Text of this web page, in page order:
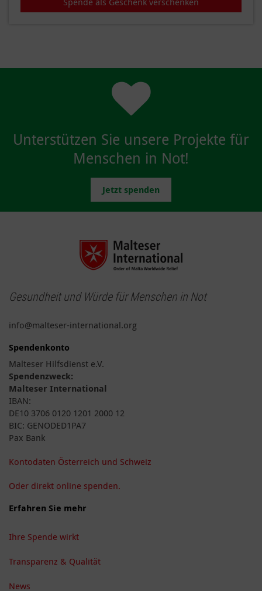
Unterstützen Sie unsere Projekte für
Menschen in Not!
Jetzt spenden
Gesundheit und Würde für Menschen in Not
info@malteser-international.org
Spendenkonto
Malteser Hilfsdienst e.V.
Spendenzweck:
Malteser International
IBAN:
DE10 3706 0120 1201 2000 12
BIC: GENODED1PA7
Pax Bank
Kontodaten Österreich und Schweiz
Oder direkt online spenden.
Erfahren Sie mehr
Ihre Spende wirkt
Transparenz & Qualität
News